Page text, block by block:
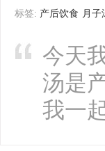
标签: 产后饮食 月子
今天
汤是
我一